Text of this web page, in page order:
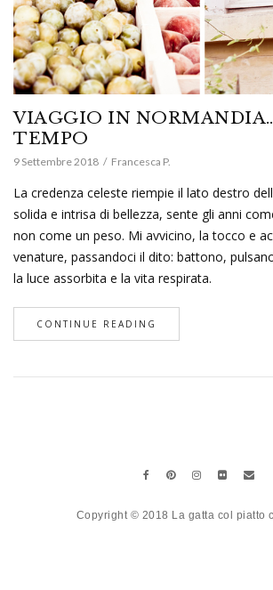
VIAGGIO IN
TEMPO
9 Settembre 2018 Francesca P.
La credenza celeste riempie il lato destro
solida e intrisa di bellezza, sente gli anni
non come un peso. Mi avvicino, la tocco e
venature, passandoci il dito: battono,
la luce assorbita e la vita respirata.
CONTINUE READING
Copyright © 2018 La gatta col piatto